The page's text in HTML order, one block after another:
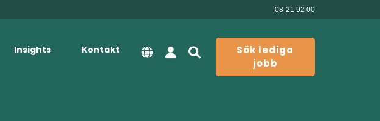
08-21 92 00
Insights Kontakt
Sök lediga
jobb